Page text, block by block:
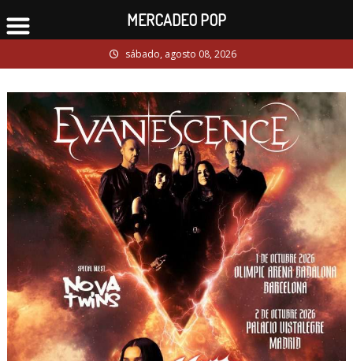
to
sábado, agosto 08, 2026
MERCADEO POP